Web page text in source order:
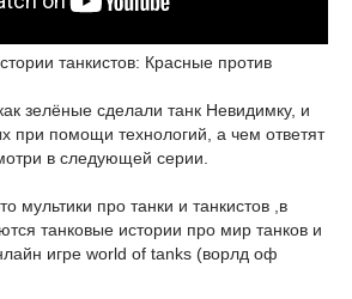
танкистов: Красные против
зелёные сделали танк Невидимку, и
при помощи технологий, а чем ответят
в следующей серии.
мультики про танки и танкистов ,в
танковые истории про мир танков и
игре world of tanks (ворлд оф